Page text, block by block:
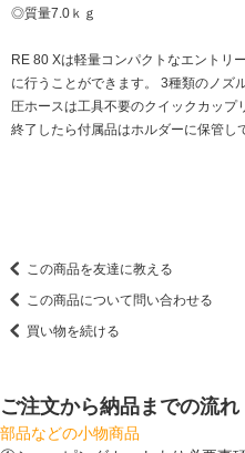
◎質量7.0ｋｇ
RE 80 Xは軽量コンパクトなエントリ
に行うことができます。 3種類のノズ
圧ホースは工具不要のクイックカップ
終了したら付属品はホルダーに保管し
この商品を友達に教える
この商品について問い合わせる
買い物を続ける
ご注文から納品までの流れ
部品などの小物商品